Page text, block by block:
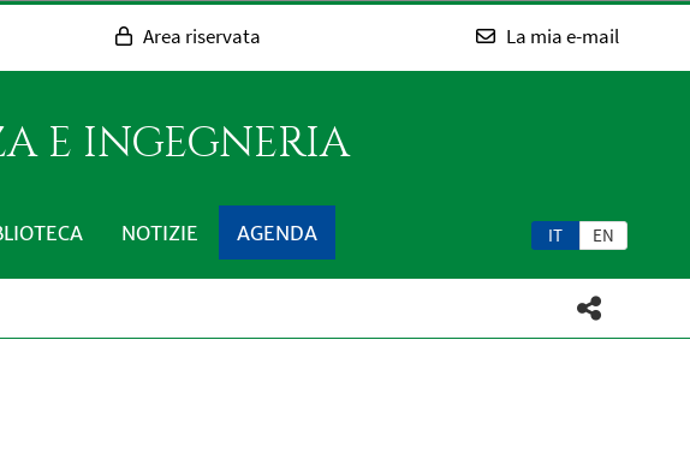
Area riservata La mia e-mail
E INGEGNERIA
IT EN
NOTIZIE AGENDA